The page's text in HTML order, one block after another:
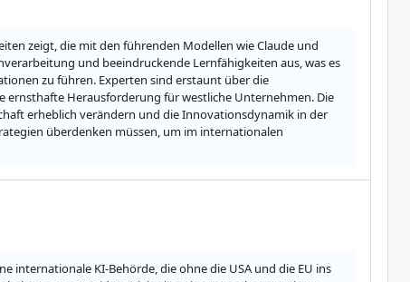
zeigt, die mit den führenden Modellen wie Claude und
und beeindruckende Lernfähigkeiten aus, was es
zu führen. Experten sind erstaunt über die
ernsthafte Herausforderung für westliche Unternehmen. Die
erheblich verändern und die Innovationsdynamik in der
überdenken müssen, um im internationalen
internationale KI-Behörde, die ohne die USA und die EU ins